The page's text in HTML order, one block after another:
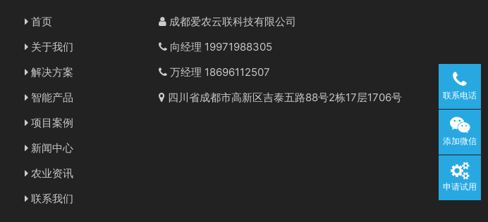
首页
关于我们
解决方案
智能产品
项目案例
新闻中心
农业资讯
联系我们
成都爱农云联科技有限公司
向经理 19971988305
万经理 18696112507
四川省成都市高新区吉泰五路88号2栋17层1706号
联系电话
添加微信
申请试用